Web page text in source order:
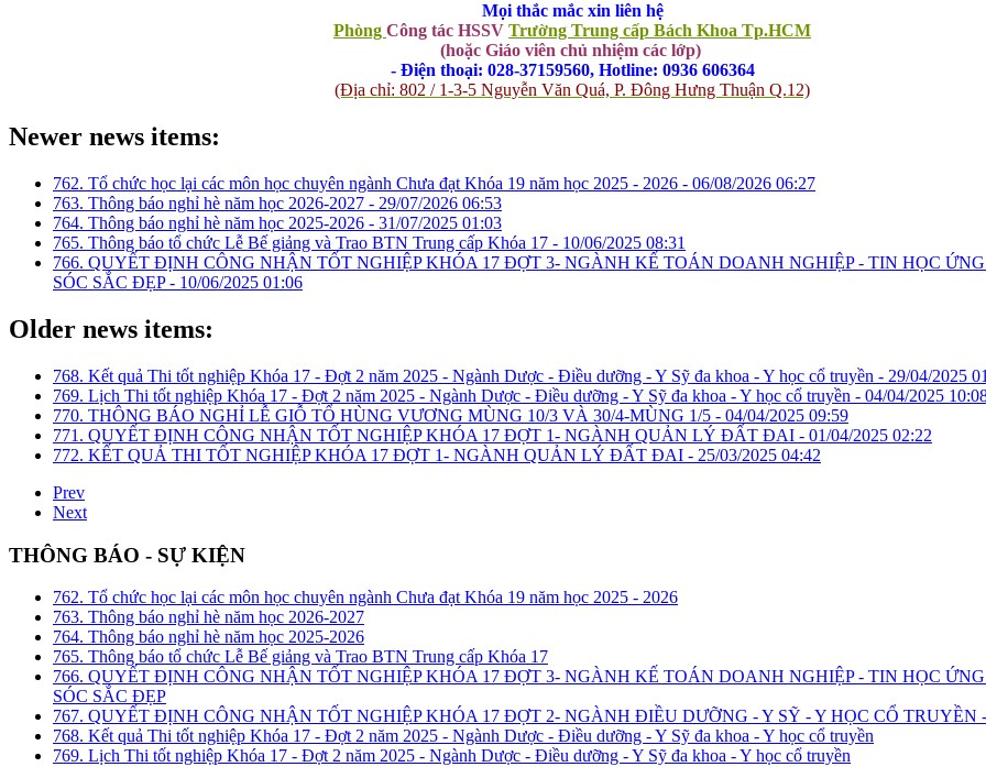
Mọi thắc mắc xin liên hệ
Phòng Công tác HSSV Trường Trung cấp Bách Khoa Tp.HCM
(hoặc Giáo viên chủ nhiệm các lớp)
- Điện thoại: 028-37159560, Hotline: 0936 606364
(Địa chỉ: 802 / 1-3-5 Nguyễn Văn Quá, P. Đông Hưng Thuận Q.12)
Newer news items:
762. Tổ chức học lại các môn học chuyên ngành Chưa đạt Khóa 19 năm học 2025 - 2026 - 06/08/2026 06:27
763. Thông báo nghỉ hè năm học 2026-2027 - 29/07/2026 06:53
764. Thông báo nghỉ hè năm học 2025-2026 - 31/07/2025 01:03
765. Thông báo tổ chức Lễ Bế giảng và Trao BTN Trung cấp Khóa 17 - 10/06/2025 08:31
766. QUYẾT ĐỊNH CÔNG NHẬN TỐT NGHIỆP KHÓA 17 ĐỢT 3- NGÀNH KẾ TOÁN DOANH NGHIỆP - TIN HỌC
SÓC SẮC ĐẸP - 10/06/2025 01:06
Older news items:
768. Kết quả Thi tốt nghiệp Khóa 17 - Đợt 2 năm 2025 - Ngành Dược - Điều dưỡng - Y Sỹ đa khoa - Y học cổ truyền - 29/04/2025
769. Lịch Thi tốt nghiệp Khóa 17 - Đợt 2 năm 2025 - Ngành Dược - Điều dưỡng - Y Sỹ đa khoa - Y học cổ truyền - 04/04/2025
770. THÔNG BÁO NGHỈ LỄ GIỖ TỔ HÙNG VƯƠNG MÙNG 10/3 VÀ 30/4-MÙNG 1/5 - 04/04/2025 09:59
771. QUYẾT ĐỊNH CÔNG NHẬN TỐT NGHIỆP KHÓA 17 ĐỢT 1- NGÀNH QUẢN LÝ ĐẤT ĐAI - 01/04/2025 02:22
772. KẾT QUẢ THI TỐT NGHIỆP KHÓA 17 ĐỢT 1- NGÀNH QUẢN LÝ ĐẤT ĐAI - 25/03/2025 04:42
Prev
Next
THÔNG BÁO - SỰ KIỆN
762. Tổ chức học lại các môn học chuyên ngành Chưa đạt Khóa 19 năm học 2025 - 2026
763. Thông báo nghỉ hè năm học 2026-2027
764. Thông báo nghỉ hè năm học 2025-2026
765. Thông báo tổ chức Lễ Bế giảng và Trao BTN Trung cấp Khóa 17
766. QUYẾT ĐỊNH CÔNG NHẬN TỐT NGHIỆP KHÓA 17 ĐỢT 3- NGÀNH KẾ TOÁN DOANH NGHIỆP - TIN HỌC
SÓC SẮC ĐẸP
767. QUYẾT ĐỊNH CÔNG NHẬN TỐT NGHIỆP KHÓA 17 ĐỢT 2- NGÀNH ĐIỀU DƯỠNG - Y SỸ - Y HỌC CỔ TRUYỀN
768. Kết quả Thi tốt nghiệp Khóa 17 - Đợt 2 năm 2025 - Ngành Dược - Điều dưỡng - Y Sỹ đa khoa - Y học cổ truyền
769. Lịch Thi tốt nghiệp Khóa 17 - Đợt 2 năm 2025 - Ngành Dược - Điều dưỡng - Y Sỹ đa khoa - Y học cổ truyền